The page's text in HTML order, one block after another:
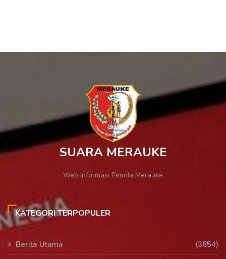
SUARA MERAUKE
Web Informasi Pemda Merauke
KATEGORI TERPOPULER
Berita Utama
(3854)